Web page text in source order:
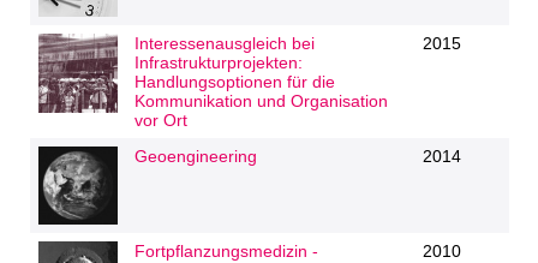
Interessenausgleich bei
Infrastrukturprojekten:
Handlungsoptionen für die
Kommunikation und Organisation
vor Ort
2015
Geoengineering 2014
Fortpflanzungsmedizin -
2010